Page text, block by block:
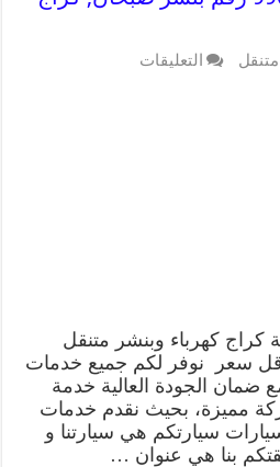
التعليقات
كهرباء وبنشر متنقل
سعر نوفر لكم جميع خدمات
ضمان الجودة العالية خدمة
مميزة، بحيث نقدم خدمات
سيارتكم هي سيارتنا و
بنا هي عنوان …